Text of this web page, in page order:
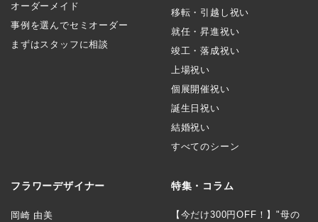
オーダーメイド
事例を選んでセミオーダー
まずはスタッフに相談
移転・引越し祝い
就任・昇進祝い
竣工・落成祝い
上場祝い
個展開催祝い
誕生日祝い
結婚祝い
すべてのシーン
フラワーデザイナー
岡崎 由美
特集・コラム
【今だけ300円OFF！】"母の